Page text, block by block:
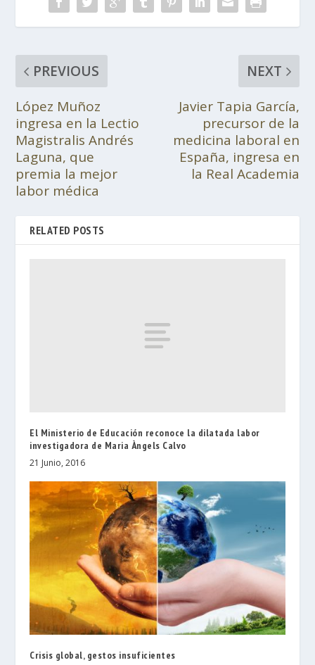
PREVIOUS
López Muñoz
ingresa en la Lectio
Magistralis Andrés
Laguna, que
premia la mejor
labor médica
NEXT
Javier Tapia García,
precursor de la
medicina laboral en
España, ingresa en
la Real Academia
RELATED POSTS
El Ministerio de Educación reconoce la dilatada labor
investigadora de Maria Àngels Calvo
21 Junio, 2016
Crisis global, gestos insuficientes